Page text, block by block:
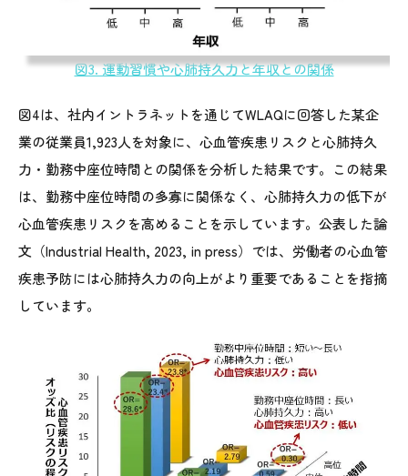
図3. 運動習慣や心肺持久力と年収との関係
図4は、社内イントラネットを通じてWLAQに回答した某企
業の従業員1,923人を対象に、心血管疾患リスクと心肺持久
力・勤務中座位時間との関係を分析した結果です。この結果
は、勤務中座位時間の多寡に関係なく、心肺持久力の低下が
心血管疾患リスクを高めることを示しています。公表した論
文（Industrial Health, 2023, in press）では、労働者の心血管
疾患予防には心肺持久力の向上がより重要であることを指摘
しています。